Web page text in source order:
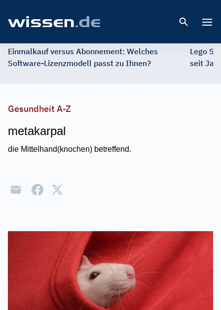
Einmalkauf versus Abonnement: Welches
Software-Lizenzmodell passt zu Ihnen?
Lego
seit
Gesundheit A-Z
metakarpal
die Mittelhand(knochen) betreffend.